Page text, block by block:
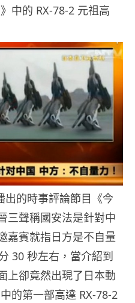
中的 RX-78-2 元祖高
出的時事評論節目《今
三聲稱國安法是針對中
嘉賓就指日方是不自量
30 秒左右，當介紹到
上卻竟然出現了日本動
的第一部高達 RX-78-2